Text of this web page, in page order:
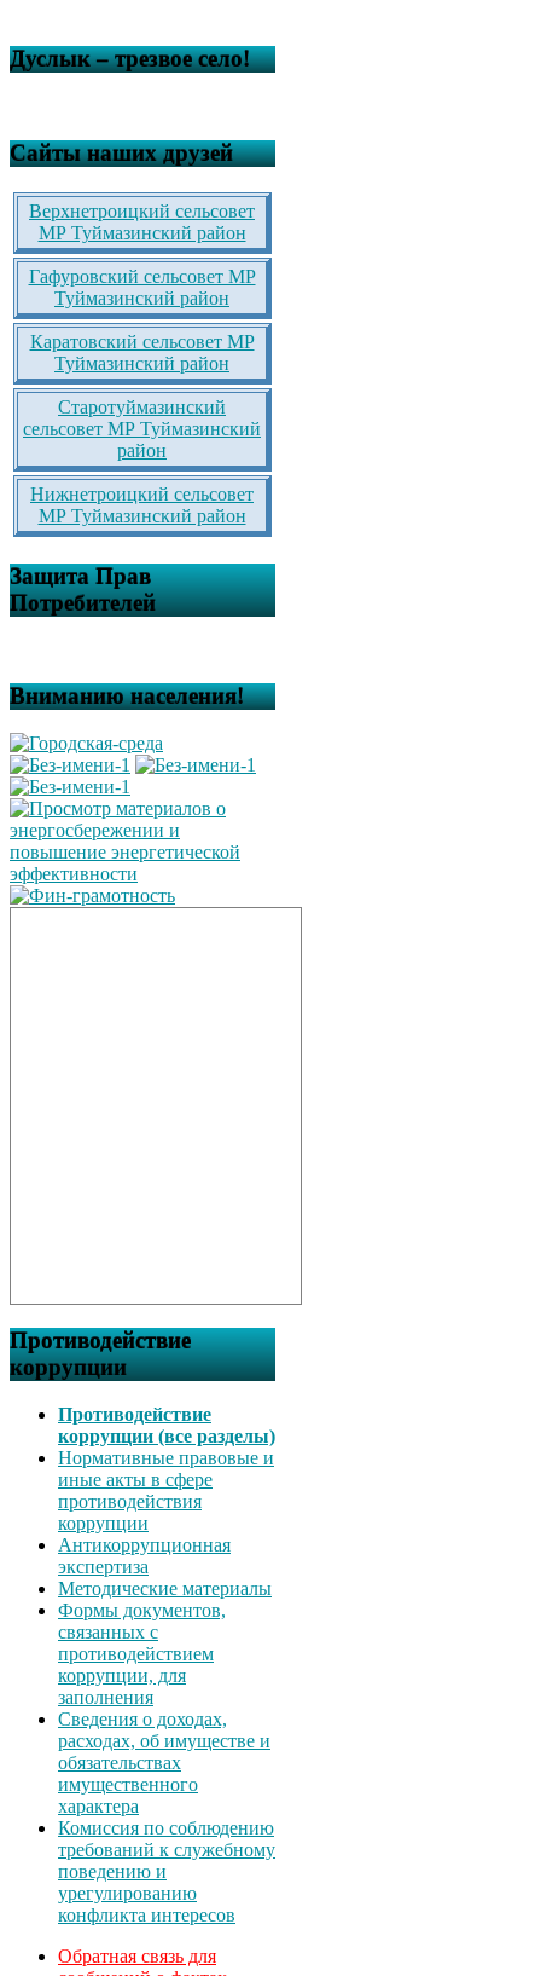
Дуслык – трезвое село!
Сайты наших друзей
Верхнетроицкий сельсовет
МР Туймазинский район
Гафуровский сельсовет МР
Туймазинский район
Каратовский сельсовет МР
Туймазинский район
Старотуймазинский
сельсовет МР Туймазинский
район
Нижнетроицкий сельсовет
МР Туймазинский район
Защита Прав
Потребителей
Вниманию населения!
Противодействие
коррупции
Противодействие
коррупции (все разделы)
Нормативные правовые и
иные акты в сфере
противодействия
коррупции
Антикоррупционная
экспертиза
Методические материалы
Формы документов,
связанных с
противодействием
коррупции, для
заполнения
Сведения о доходах,
расходах, об имуществе и
обязательствах
имущественного
характера
Комиссия по соблюдению
требований к служебному
поведению и
урегулированию
конфликта интересов
Обратная связь для